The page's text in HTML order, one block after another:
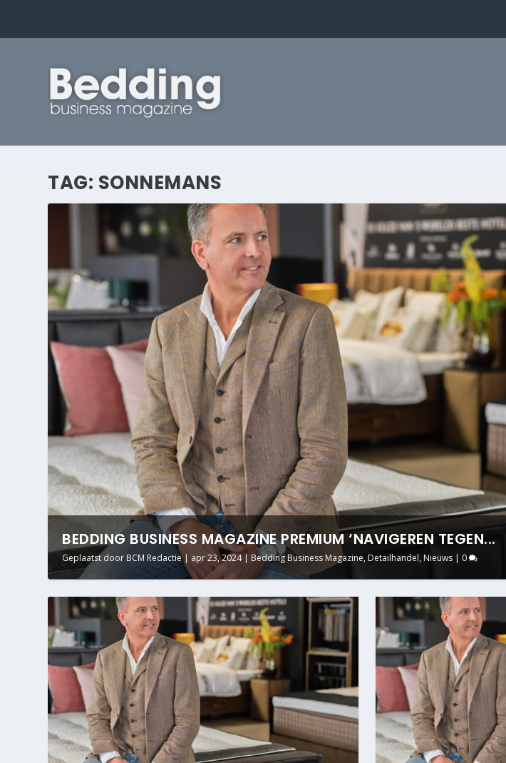
TAG: SONNEMANS
BEDDING BUSINESS MAGAZINE PREMIUM ‘NAVIGEREN TEGEN...
Geplaatst door BCM Redactie| apr 23, 2024|Bedding Business Magazine,Detailhandel,Nieuws | 0